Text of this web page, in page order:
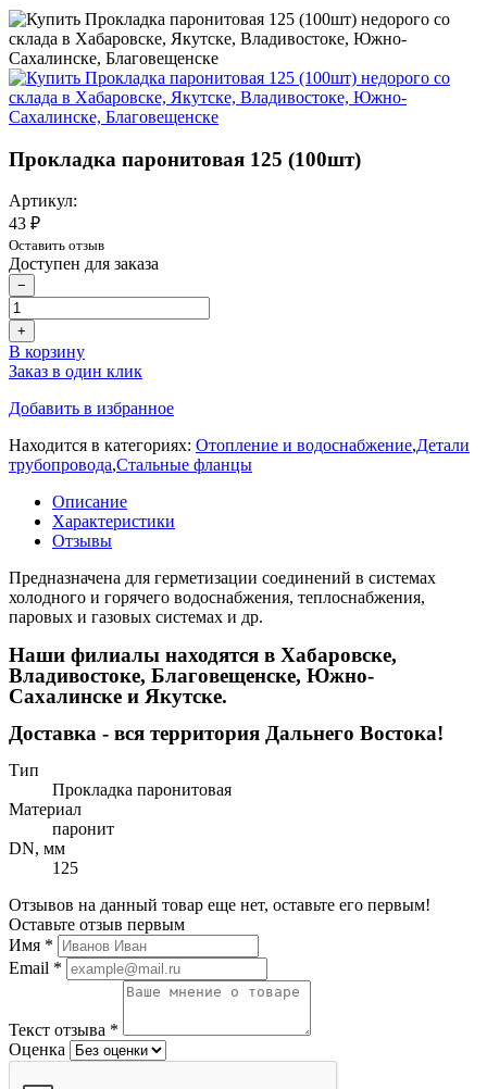
Прокладка паронитовая 125 (100шт)
Артикул:
43 ₽
Оставить отзыв
Доступен для заказа
−
+
В корзину
Заказ в один клик
Добавить в избранное
Находится в категориях: Отопление и водоснабжение,Детали
трубопровода,Стальные фланцы
Описание
Характеристики
Отзывы
Предназначена для герметизации соединений в системах
холодного и горячего водоснабжения, теплоснабжения,
паровых и газовых системах и др.
Наши филиалы находятся в Хабаровске,
Владивостоке, Благовещенске, Южно-
Сахалинске и Якутске.
Доставка - вся территория Дальнего Востока!
Тип
Прокладка паронитовая
Материал
паронит
DN, мм
125
Отзывов на данный товар еще нет, оставьте его первым!
Оставьте отзыв первым
Имя *
Email *
Текст отзыва *
Оценка